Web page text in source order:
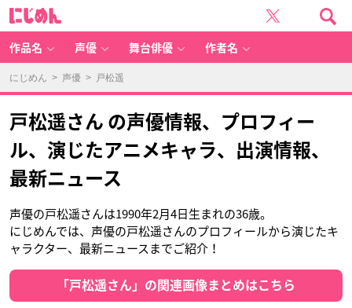
作品名 声優 舞台俳優 作者名
にじめん > 声優 > 戸松遥
戸松遥さん の声優情報、プロフィー
ル、演じたアニメキャラ、出演情報、
最新ニュース
声優の戸松遥さんは1990年2月4日生まれの36歳。
にじめんでは、声優の戸松遥さんのプロフィールから演じたキ
ャラクター、最新ニュースまでご紹介！
「戸松遥さん」の関連画像まとめはこちら